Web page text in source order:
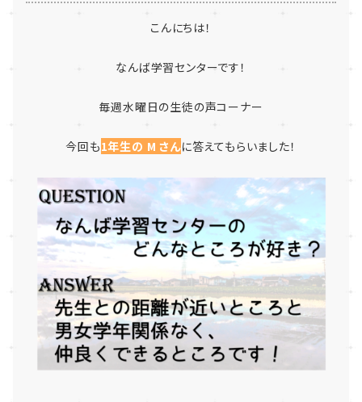
こんにちは！
なんば学習センターです！
毎週水曜日の生徒の声コーナー
今回も1年生の M さんに答えてもらいました！